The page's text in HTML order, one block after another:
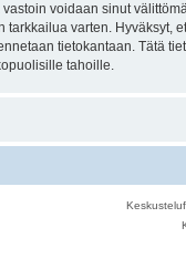
voidaan sinut
tarkkailua varten.
tietokantaan. Tätä
tahoille.